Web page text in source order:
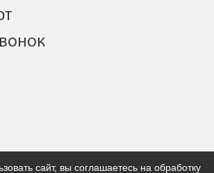
сайт, вы соглашаетесь на обработку